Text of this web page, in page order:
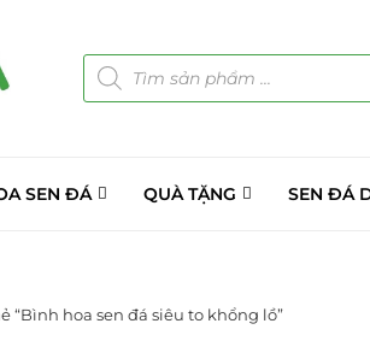
SEN ĐÁ QUÀ TẶNG SEN ĐÁ
“Bình hoa sen đá siêu to khổng lồ”